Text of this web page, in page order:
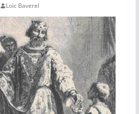
Loïc Baverel